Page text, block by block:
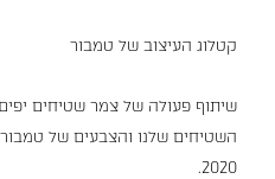
קטלוג העיצוב של טמבור
שיתוף פעולה של צמר שטיחים
השטיחים שלנו והצבעים של
2020.